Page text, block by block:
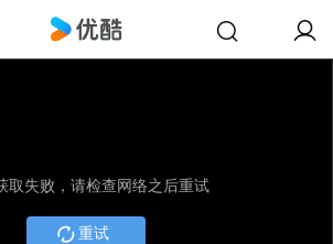
取失败，请检查网络之后重试
重试